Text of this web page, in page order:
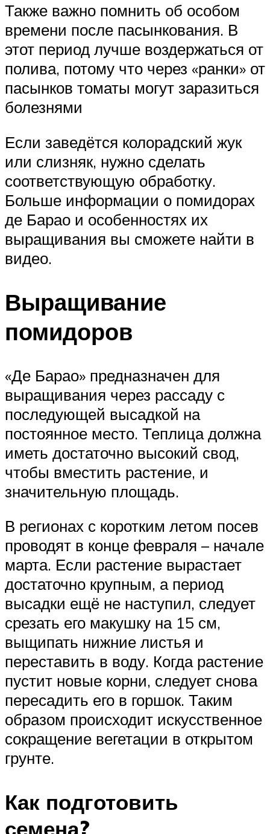
Также важно помнить об особом
времени после пасынкования. В
этот период лучше воздержаться от
полива, потому что через «ранки» от
пасынков томаты могут заразиться
болезнями
Если заведётся колорадский жук
или слизняк, нужно сделать
соответствующую обработку.
Больше информации о помидорах
де Барао и особенностях их
выращивания вы сможете найти в
видео.
Выращивание
помидоров
«Де Барао» предназначен для
выращивания через рассаду с
последующей высадкой на
постоянное место. Теплица должна
иметь достаточно высокий свод,
чтобы вместить растение, и
значительную площадь.
В регионах с коротким летом посев
проводят в конце февраля – начале
марта. Если растение вырастает
достаточно крупным, а период
высадки ещё не наступил, следует
срезать его макушку на 15 см,
выщипать нижние листья и
переставить в воду. Когда растение
пустит новые корни, следует снова
пересадить его в горшок. Таким
образом происходит искусственное
сокращение вегетации в открытом
грунте.
Как подготовить